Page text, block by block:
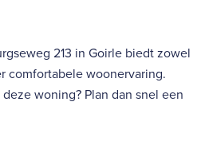
213 in Goirle biedt zowel
comfortabele woonervaring.
woning? Plan dan snel een